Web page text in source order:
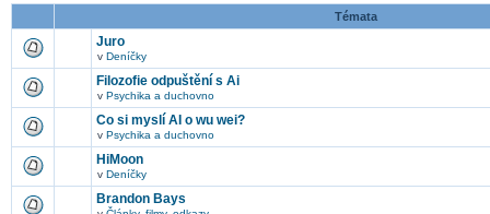
Témata
Juro
v Deníčky
Filozofie odpuštění s Ai
v Psychika a duchovno
Co si myslí AI o wu wei?
v Psychika a duchovno
HiMoon
v Deníčky
Brandon Bays